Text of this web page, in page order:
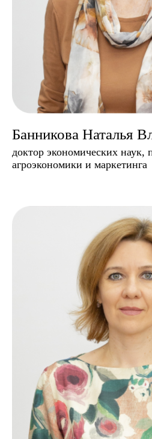
Банникова Наталья
доктор экономических наук,
агроэкономики и маркетинга